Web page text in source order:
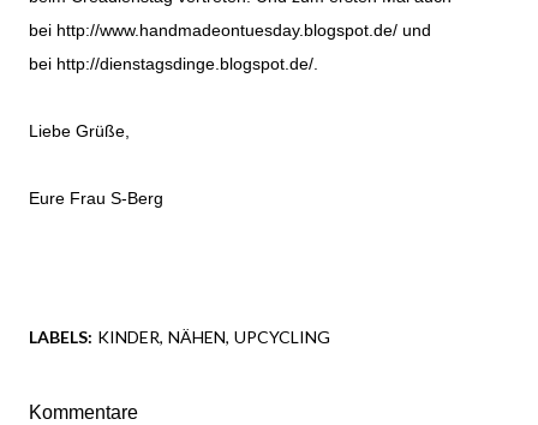
bei http://www.handmadeontuesday.blogspot.de/ und
bei http://dienstagsdinge.blogspot.de/.
Liebe Grüße,
Eure Frau S-Berg
LABELS: KINDER NÄHEN UPCYCLING
Kommentare